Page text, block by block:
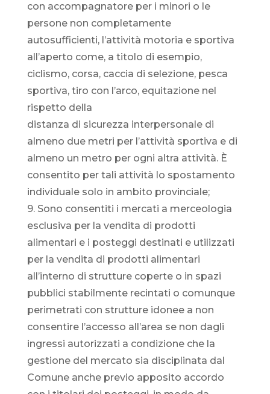
con accompagnatore per i minori o le
persone non completamente
autosufficienti, l’attività motoria e sportiva
all’aperto come, a titolo di esempio,
ciclismo, corsa, caccia di selezione, pesca
sportiva, tiro con l’arco, equitazione nel
rispetto della
distanza di sicurezza interpersonale di
almeno due metri per l’attività sportiva e di
almeno un metro per ogni altra attività. È
consentito per tali attività lo spostamento
individuale solo in ambito provinciale;
9. Sono consentiti i mercati a merceologia
esclusiva per la vendita di prodotti
alimentari e i posteggi destinati e utilizzati
per la vendita di prodotti alimentari
all’interno di strutture coperte o in spazi
pubblici stabilmente recintati o comunque
perimetrati con strutture idonee a non
consentire l’accesso all’area se non dagli
ingressi autorizzati a condizione che la
gestione del mercato sia disciplinata dal
Comune anche previo apposito accordo